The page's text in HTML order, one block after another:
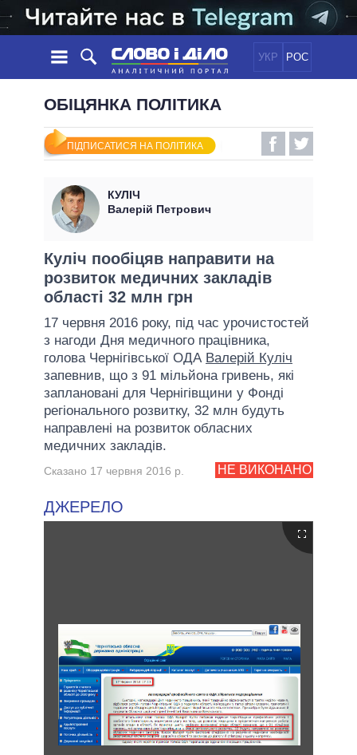
УКР РОС
НОВИНИ
СТРІЧКА
ПОДІЇ
СТАТТІ
ДУМКИ
ОГЛЯДИ
ДАЙДЖЕСТИ
ПОЛІТИКА
ЕКОНОМІКА
СВІТ
ОБIЦЯНКИ
УСІ ПОЛІТИКИ
ПРЕЗИДЕНТ І ОФІС
ВЕРХОВНА РАДА
КАБІНЕТ МІНІСТРІВ
ГОЛОВИ ОБЛАДМІНІСТРАЦІЙ
МЕРИ МІСТ
ВСІ ПЕРСОНИ
ІНФОГРАФІКА
ПІДТРИМАТИ
ОБІЦЯНКА ПОЛІТИКА
ПІДПИСАТИСЯ НА ПОЛІТИКА
КУЛІЧ
Валерій Петрович
Куліч пообіцяв направити на
розвиток медичних закладів
області 32 млн грн
17 червня 2016 року, під час урочистостей
з нагоди Дня медичного працівника,
голова Чернігівської ОДА Валерій Куліч
запевнив, що з 91 мільйона гривень, які
заплановані для Чернігівщини у Фонді
регіонального розвитку, 32 млн будуть
направлені на розвиток обласних
медичних закладів.
НЕ ВИКОНАНО
Сказано 17 червня 2016 р.
ДЖЕРЕЛО